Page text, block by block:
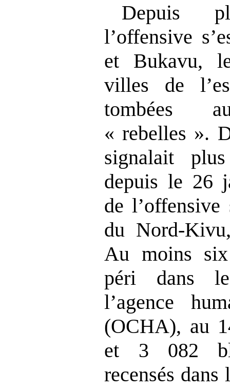
Depuis
l’offensive
et Bukavu,
villes de
tombées
« rebelles ».
signalait
depuis le 26
de l’offensive
du
Au moins
péri dans
l’agence
(OCHA), au
et 3 082
recensés